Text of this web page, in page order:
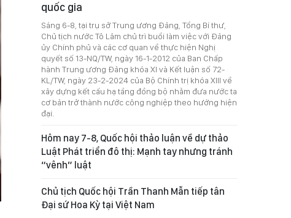
quốc gia
Sáng 6-8, tại trụ sở Trung ương Đảng, Tổng Bí thư,
Chủ tịch nước Tô Lâm chủ trì buổi làm việc với Đảng
ủy Chính phủ và các cơ quan về thực hiện Nghị
quyết số 13-NQ/TW, ngày 16-1-2012 của Ban Chấp
hành Trung ương Đảng khóa XI và Kết luận số 72-
KL/TW, ngày 23-2-2024 của Bộ Chính trị khóa XIII về
xây dựng kết cấu hạ tầng đồng bộ nhằm đưa nước ta
cơ bản trở thành nước công nghiệp theo hướng hiện
đại.
Hôm nay 7-8, Quốc hội thảo luận về dự thảo
Luật Phát triển đô thị: Mạnh tay nhưng tránh
“vênh” luật
Chủ tịch Quốc hội Trần Thanh Mẫn tiếp tân
Đại sứ Hoa Kỳ tại Việt Nam